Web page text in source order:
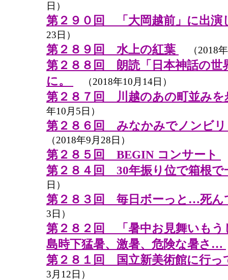
日）
第２９０回 「大岡越前」に出演
23日）
第２８９回 水上の紅葉 （2018
第２８８回 朗読「日本神話の世
に。
（2018年10月14日）
第２８７回 川越のあの町並み
年10月5日）
第２８６回 みなかみでノンビ
（2018年9月28日）
第２８５回 BEGIN コンサート
第２８４回 30年振り位で箱根で
日）
第２８３回 毎日ボーっと…死ん
3日）
第２８２回 「暑中お見舞いもう
島時下猛暑、激暑、危険な暑さ…
第２８１回 国立新美術館に行っ
3月12日）